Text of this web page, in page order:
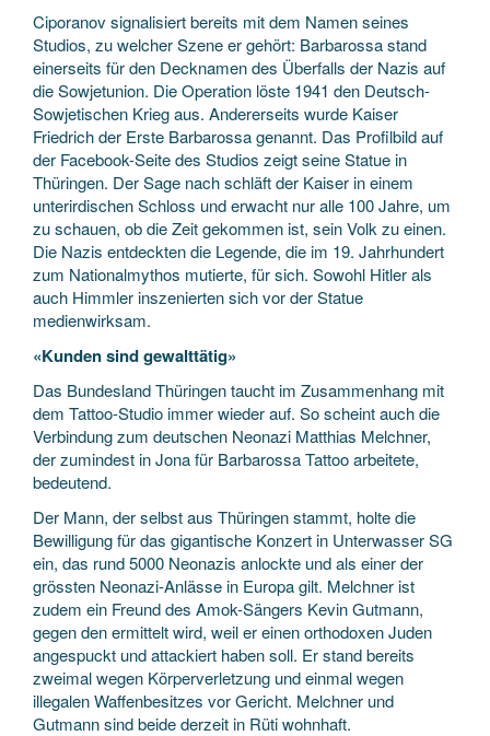
Ciporanov signalisiert bereits mit dem Namen seines
Studios, zu welcher Szene er gehört: Barbarossa stand
einerseits für den Decknamen des Überfalls der Nazis auf
die Sowjetunion. Die Operation löste 1941 den Deutsch-
Sowjetischen Krieg aus. Andererseits wurde Kaiser
Friedrich der Erste Barbarossa genannt. Das Profilbild auf
der Facebook-Seite des Studios zeigt seine Statue in
Thüringen. Der Sage nach schläft der Kaiser in einem
unterirdischen Schloss und erwacht nur alle 100 Jahre, um
zu schauen, ob die Zeit gekommen ist, sein Volk zu einen.
Die Nazis entdeckten die Legende, die im 19. Jahrhundert
zum Nationalmythos mutierte, für sich. Sowohl Hitler als
auch Himmler inszenierten sich vor der Statue
medienwirksam.
«Kunden sind gewalttätig»
Das Bundesland Thüringen taucht im Zusammenhang mit
dem Tattoo-Studio immer wieder auf. So scheint auch die
Verbindung zum deutschen Neonazi Matthias Melchner,
der zumindest in Jona für Barbarossa Tattoo arbeitete,
bedeutend.
Der Mann, der selbst aus Thüringen stammt, holte die
Bewilligung für das gigantische Konzert in Unterwasser SG
ein, das rund 5000 Neonazis anlockte und als einer der
grössten Neonazi-Anlässe in Europa gilt. Melchner ist
zudem ein Freund des Amok-Sängers Kevin Gutmann,
gegen den ermittelt wird, weil er einen orthodoxen Juden
angespuckt und attackiert haben soll. Er stand bereits
zweimal wegen Körperverletzung und einmal wegen
illegalen Waffenbesitzes vor Gericht. Melchner und
Gutmann sind beide derzeit in Rüti wohnhaft.